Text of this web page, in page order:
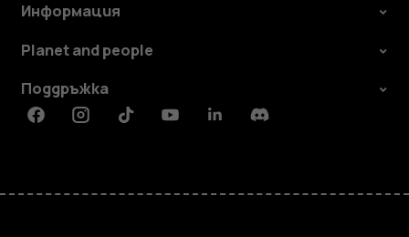
Информация
Planet and people
Поддръжка
FacebookInstagramTiktokYoutubeLinkedinDiscord